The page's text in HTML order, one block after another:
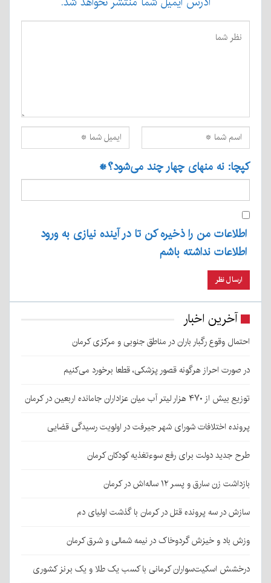
کپچا: نه منهای چهار چند می‌شود؟*
اطلاعات من را ذخیره کن تا در آینده نیازی به ورود
اطلاعات نداشته باشم
آخرین اخبار
احتمال وقوع رگبار باران در مناطق جنوبی و مرکزی کرمان
در صورت احراز هرگونه قصور پزشکی، قطعا برخورد می‌کنیم
توزیع بیش از ۴۷۰ هزار لیتر آب میان عزاداران جامانده اربعین در کرمان
پرونده اختلافات شورای شهر جیرفت در اولویت رسیدگی قضایی
طرح جدید دولت برای رفع سوءتغذیه کودکان کرمان
بازداشت زن سارق و پسر ۱۲ ساله‌اش در کرمان
سازش در سه پرونده قتل در کرمان با گذشت اولیای دم
وزش باد و خیزش گردوخاک در نیمه شمالی و شرق کرمان
درخشش اسکیت‌سواران کرمانی با کسب یک طلا و یک برنز کشوری